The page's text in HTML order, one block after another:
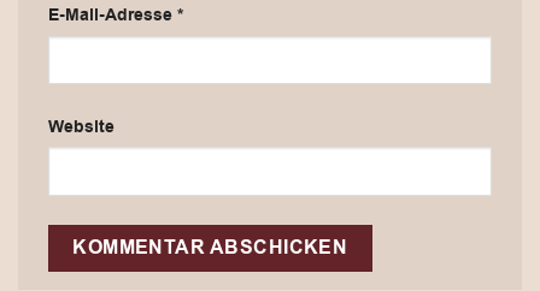
E-Mail-Adresse*
Website